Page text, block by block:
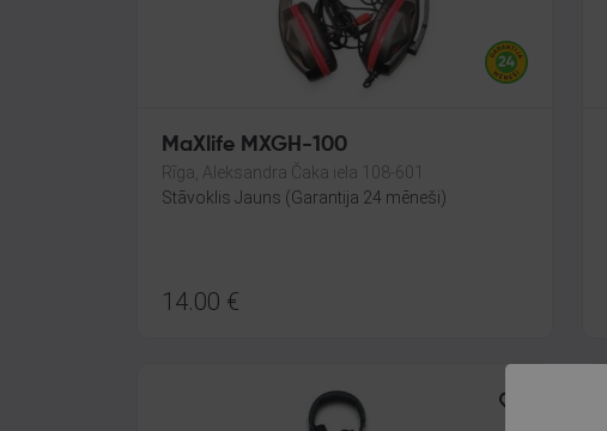
MaXlife MXGH-100
Rīga, Aleksandra Čaka iela 108-601
Stāvoklis Jauns (Garantija 24 mēneši)
14.00 €